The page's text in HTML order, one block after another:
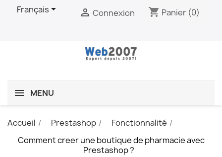
Français  Connexion shopping_cart Panier (0)
MENU
Accueil Prestashop
Fonctionnalité
Comment creer une boutique de pharmacie avec
Prestashop ?